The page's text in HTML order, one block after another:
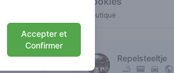
Boutique
Repelsteeltje
Accepter et
Confirmer